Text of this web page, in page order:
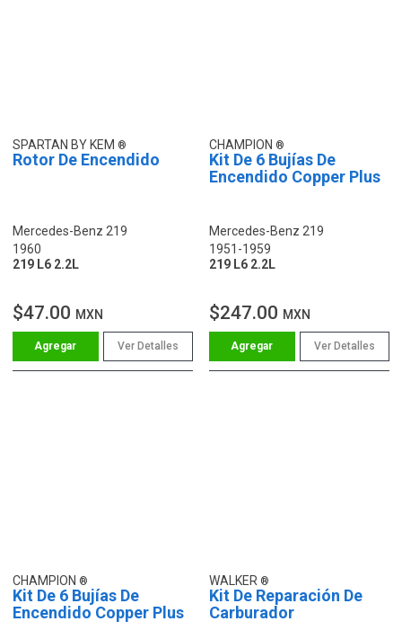
SPARTAN BY KEM
Rotor De Encendido
Mercedes-Benz 219
1960
219 L6 2.2L
$47.00 MXN
Ver Detalles
CHAMPION
Kit De 6 Bujías De
Encendido Copper Plus
Mercedes-Benz 219
1951-1959
219 L6 2.2L
$247.00 MXN
Ver Detalles
CHAMPION
Kit De 6 Bujías De
Encendido Copper Plus
WALKER
Kit De Reparación De
Carburador